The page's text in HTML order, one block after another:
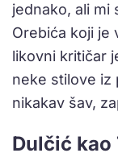
jednako, ali mi
Orebića koji je
likovni kritičar
neke stilove iz
nikakav šav,
Dulčić